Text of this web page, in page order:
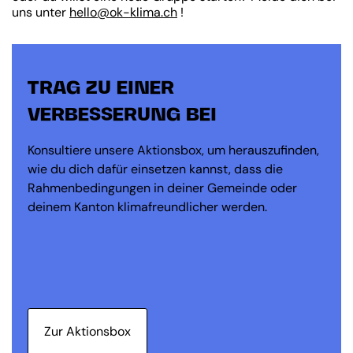
uns unter hello@ok-klima.ch !
TRAG ZU EINER
VERBESSERUNG BEI
Konsultiere unsere Aktionsbox, um herauszufinden,
wie du dich dafür einsetzen kannst, dass die
Rahmenbedingungen in deiner Gemeinde oder
deinem Kanton klimafreundlicher werden.
Zur Aktionsbox